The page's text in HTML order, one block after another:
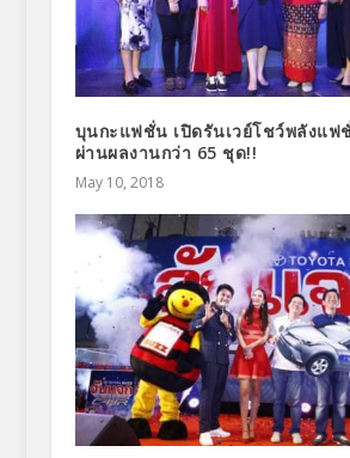
บุนกะแฟชั่น เปิดรันเวย์โชว์พลังแฟ
ผ่านผลงานกว่า 65 ชุด!!
May 10, 2018